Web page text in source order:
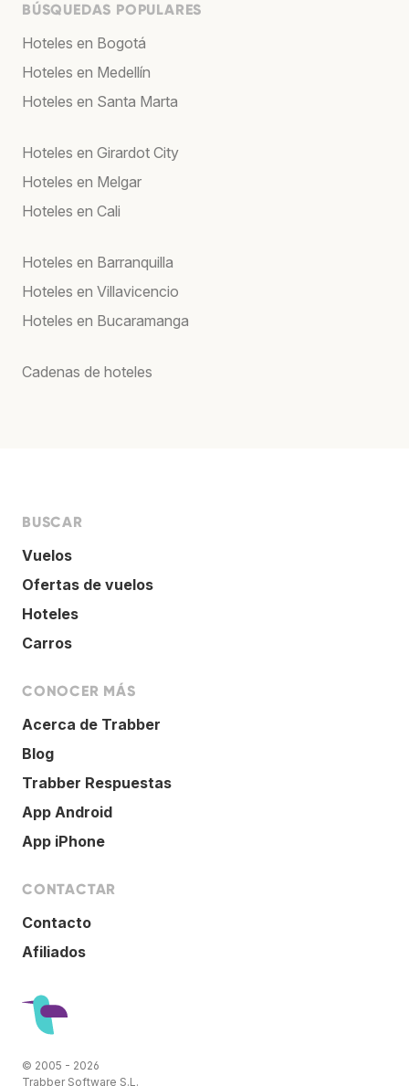
BÚSQUEDAS POPULARES
Hoteles en Bogotá
Hoteles en Medellín
Hoteles en Santa Marta
Hoteles en Girardot City
Hoteles en Melgar
Hoteles en Cali
Hoteles en Barranquilla
Hoteles en Villavicencio
Hoteles en Bucaramanga
Cadenas de hoteles
BUSCAR
Vuelos
Ofertas de vuelos
Hoteles
Carros
CONOCER MÁS
Acerca de Trabber
Blog
Trabber Respuestas
App Android
App iPhone
CONTACTAR
Contacto
Afiliados
© 2005 - 2026
Trabber Software S.L.